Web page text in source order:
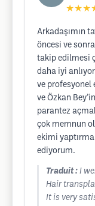
Arkadaşımın
öncesi ve
takip edilmesi
daha iyi
ve profesyonel
ve Özkan
parantez
çok memnun
ekimi
ediyorum.
Traduit : I
Hair
It is very